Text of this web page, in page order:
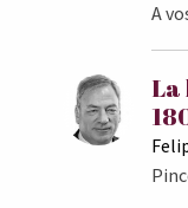
A
La